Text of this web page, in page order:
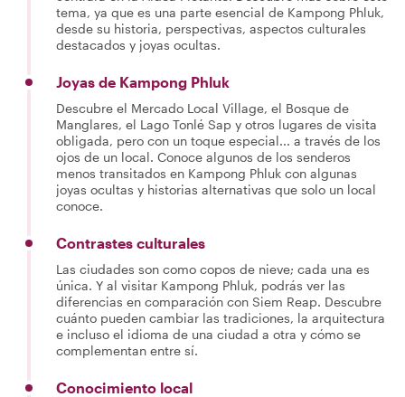
tema, ya que es una parte esencial de Kampong Phluk,
desde su historia, perspectivas, aspectos culturales
destacados y joyas ocultas.
Joyas de Kampong Phluk
Descubre el Mercado Local Village, el Bosque de
Manglares, el Lago Tonlé Sap y otros lugares de visita
obligada, pero con un toque especial... a través de los
ojos de un local. Conoce algunos de los senderos
menos transitados en Kampong Phluk con algunas
joyas ocultas y historias alternativas que solo un local
conoce.
Contrastes culturales
Las ciudades son como copos de nieve; cada una es
única. Y al visitar Kampong Phluk, podrás ver las
diferencias en comparación con Siem Reap. Descubre
cuánto pueden cambiar las tradiciones, la arquitectura
e incluso el idioma de una ciudad a otra y cómo se
complementan entre sí.
Conocimiento local